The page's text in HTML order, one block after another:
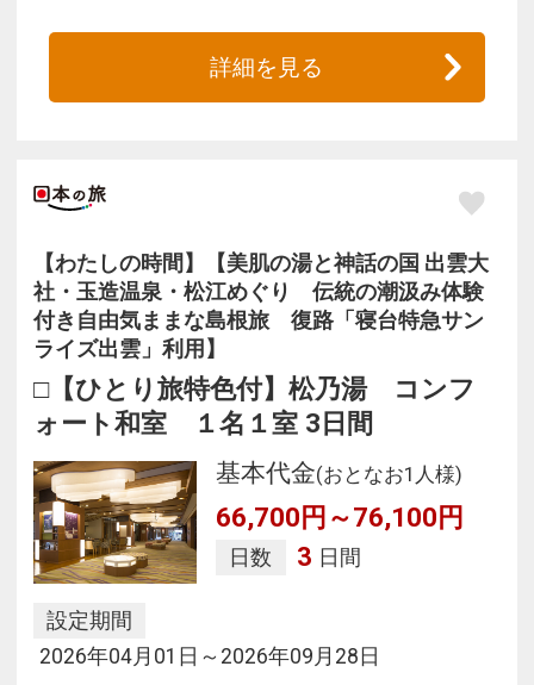
詳細を見る
【わたしの時間】【美肌の湯と神話の国 出雲大
社・玉造温泉・松江めぐり 伝統の潮汲み体験
付き自由気ままな島根旅 復路「寝台特急サン
ライズ出雲」利用】
□【ひとり旅特色付】松乃湯 コンフ
ォート和室 １名１室 3日間
基本代金(おとなお1人様)
66,700円～76,100円
日数 3 日間
設定期間
2026年04月01日～2026年09月28日